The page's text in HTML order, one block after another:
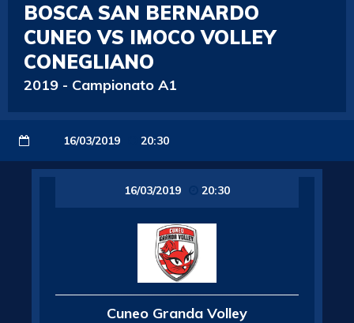
BOSCA SAN BERNARDO
CUNEO VS IMOCO VOLLEY
CONEGLIANO
2019 - Campionato A1
16/03/2019 20:30
16/03/2019 20:30
Cuneo Granda Volley